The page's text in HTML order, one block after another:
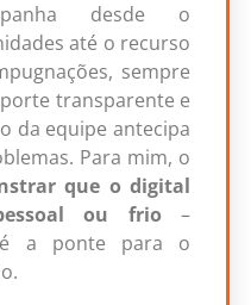
desde o
até o recurso
sempre
transparente e
da equipe antecipa
Para mim, o
que o digital
ou frio –
é a ponte para o